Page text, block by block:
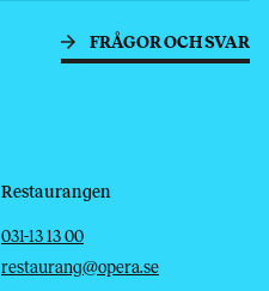
FRÅGOR OCH SVAR
Restaurangen
Telefon
031-13 13 00
E-post
restaurang@opera.se